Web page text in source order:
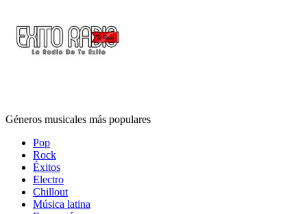
Géneros musicales más populares
Pop
Rock
Éxitos
Electro
Chillout
Música latina